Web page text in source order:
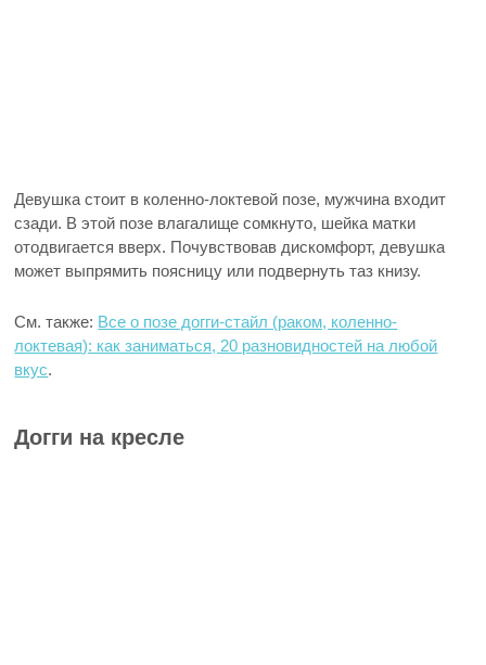
Девушка стоит в коленно-локтевой позе, мужчина входит
сзади. В этой позе влагалище сомкнуто, шейка матки
отодвигается вверх. Почувствовав дискомфорт, девушка
может выпрямить поясницу или подвернуть таз книзу.
См. также: Все о позе догги-стайл (раком, коленно-
локтевая): как заниматься, 20 разновидностей на любой
вкус.
Догги на кресле